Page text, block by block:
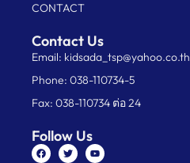
CONTACT
Contact Us
Email: kidsada_tsp@yahoo.co.th
Phone: 038-110734-5
Fax: 038-110734 ต่อ 24
Follow Us